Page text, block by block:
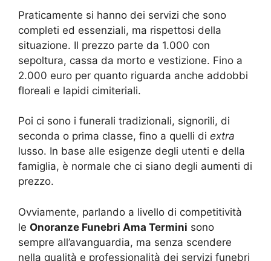
Praticamente si hanno dei servizi che sono
completi ed essenziali, ma rispettosi della
situazione. Il prezzo parte da 1.000 con
sepoltura, cassa da morto e vestizione. Fino a
2.000 euro per quanto riguarda anche addobbi
floreali e lapidi cimiteriali.
Poi ci sono i funerali tradizionali, signorili, di
seconda o prima classe, fino a quelli di extra
lusso. In base alle esigenze degli utenti e della
famiglia, è normale che ci siano degli aumenti di
prezzo.
Ovviamente, parlando a livello di competitività
le Onoranze Funebri Ama Termini sono
sempre all’avanguardia, ma senza scendere
nella qualità e professionalità dei servizi funebri